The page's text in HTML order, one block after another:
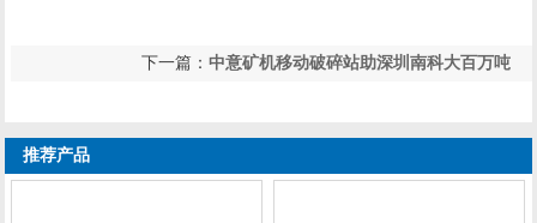
下一篇： 中意矿机移动破碎站助深圳南科大百万吨
建筑垃圾再生利用
推荐产品